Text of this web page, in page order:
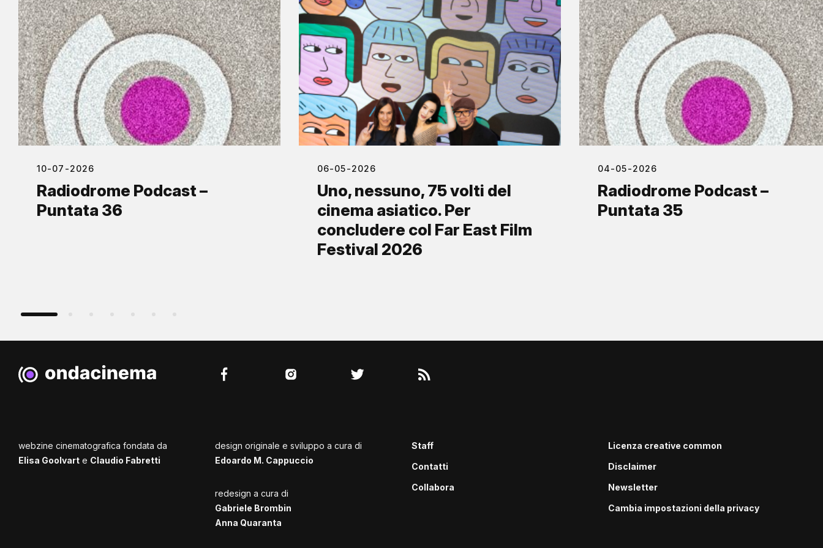
10-07-2026
Radiodrome Podcast –
Puntata 36
06-05-2026
Uno, nessuno, 75 volti del
cinema asiatico. Per
concludere col Far East Film
Festival 2026
04-05-2026
Radiodrome Podcast –
Puntata 35
webzine cinematografica fondata da
Elisa Goolvart e Claudio Fabretti
design originale e sviluppo a cura di
Edoardo M. Cappuccio
redesign a cura di
Gabriele Brombin
Anna Quaranta
Staff
Contatti
Collabora
Licenza creative common
Disclaimer
Newsletter
Cambia impostazioni della privacy